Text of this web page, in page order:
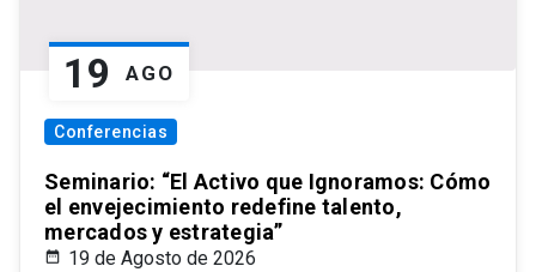
19 AGO
Conferencias
Seminario: “El Activo que Ignoramos: Cómo
el envejecimiento redefine talento,
mercados y estrategia”
19 de Agosto de 2026